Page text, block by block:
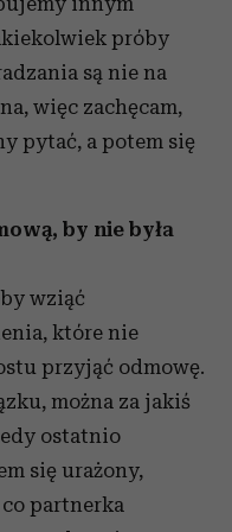
próby
są nie na
więc zachęcam,
pytać, a potem się
by nie była
wziąć
które nie
przyjąć odmowę.
można za jakiś
ostatnio
się urażony,
co partnerka